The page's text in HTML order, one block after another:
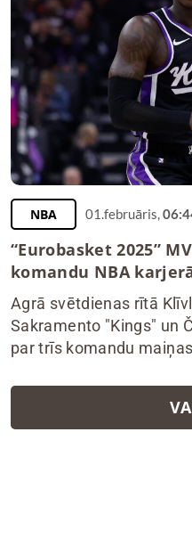
NBA 01.februāris,
“Eurobasket 2025”
komandu NBA
Agrā svētdienas rītā
Sakramento "Kings" un
par trīs komandu